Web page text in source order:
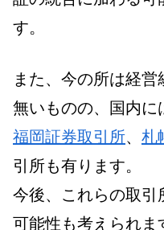
す。
また、今の所は経
無いものの、国内に
福岡証券取引所、 札
引所も有ります。
今後、これらの取引
可能性も考えられま